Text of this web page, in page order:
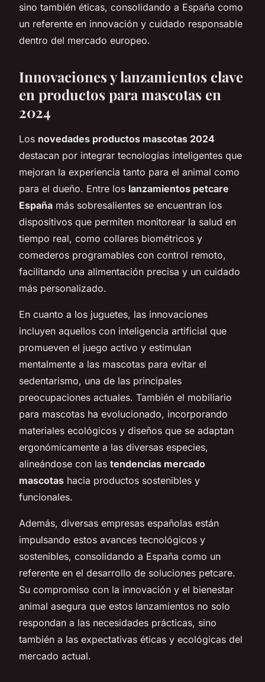
sino también éticas, consolidando a España como
un referente en innovación y cuidado responsable
dentro del mercado europeo.
Innovaciones y lanzamientos clave
en productos para mascotas en
2024
Los novedades productos mascotas 2024
destacan por integrar tecnologías inteligentes que
mejoran la experiencia tanto para el animal como
para el dueño. Entre los lanzamientos petcare
España más sobresalientes se encuentran los
dispositivos que permiten monitorear la salud en
tiempo real, como collares biométricos y
comederos programables con control remoto,
facilitando una alimentación precisa y un cuidado
más personalizado.
En cuanto a los juguetes, las innovaciones
incluyen aquellos con inteligencia artificial que
promueven el juego activo y estimulan
mentalmente a las mascotas para evitar el
sedentarismo, una de las principales
preocupaciones actuales. También el mobiliario
para mascotas ha evolucionado, incorporando
materiales ecológicos y diseños que se adaptan
ergonómicamente a las diversas especies,
alineándose con las tendencias mercado
mascotas hacia productos sostenibles y
funcionales.
Además, diversas empresas españolas están
impulsando estos avances tecnológicos y
sostenibles, consolidando a España como un
referente en el desarrollo de soluciones petcare.
Su compromiso con la innovación y el bienestar
animal asegura que estos lanzamientos no solo
respondan a las necesidades prácticas, sino
también a las expectativas éticas y ecológicas del
mercado actual.